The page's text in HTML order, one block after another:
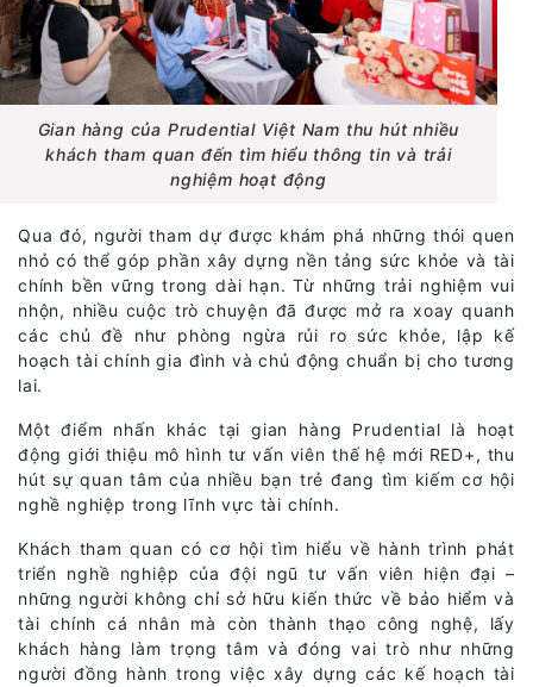
Gian hàng của Prudential Việt Nam thu hút nhiều
khách tham quan đến tìm hiểu thông tin và trải
nghiệm hoạt động
Qua đó, người tham dự được khám phá những thói quen
nhỏ có thể góp phần xây dựng nền tảng sức khỏe và tài
chính bền vững trong dài hạn. Từ những trải nghiệm vui
nhộn, nhiều cuộc trò chuyện đã được mở ra xoay quanh
các chủ đề như phòng ngừa rủi ro sức khỏe, lập kế
hoạch tài chính gia đình và chủ động chuẩn bị cho tương
lai.
Một điểm nhấn khác tại gian hàng Prudential là hoạt
động giới thiệu mô hình tư vấn viên thế hệ mới RED+, thu
hút sự quan tâm của nhiều bạn trẻ đang tìm kiếm cơ hội
nghề nghiệp trong lĩnh vực tài chính.
Khách tham quan có cơ hội tìm hiểu về hành trình phát
triển nghề nghiệp của đội ngũ tư vấn viên hiện đại –
những người không chỉ sở hữu kiến thức về bảo hiểm và
tài chính cá nhân mà còn thành thạo công nghệ, lấy
khách hàng làm trọng tâm và đóng vai trò như những
người đồng hành trong việc xây dựng các kế hoạch tài